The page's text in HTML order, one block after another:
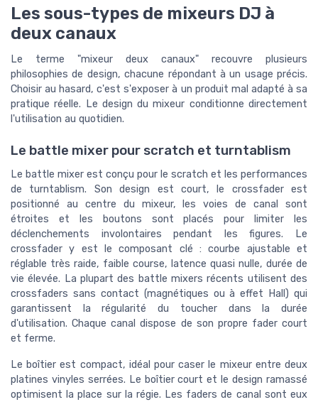
Les sous-types de mixeurs DJ à
deux canaux
Le terme "mixeur deux canaux" recouvre plusieurs
philosophies de design, chacune répondant à un usage précis.
Choisir au hasard, c'est s'exposer à un produit mal adapté à sa
pratique réelle. Le design du mixeur conditionne directement
l'utilisation au quotidien.
Le battle mixer pour scratch et turntablism
Le battle mixer est conçu pour le scratch et les performances
de turntablism. Son design est court, le crossfader est
positionné au centre du mixeur, les voies de canal sont
étroites et les boutons sont placés pour limiter les
déclenchements involontaires pendant les figures. Le
crossfader y est le composant clé : courbe ajustable et
réglable très raide, faible course, latence quasi nulle, durée de
vie élevée. La plupart des battle mixers récents utilisent des
crossfaders sans contact (magnétiques ou à effet Hall) qui
garantissent la régularité du toucher dans la durée
d'utilisation. Chaque canal dispose de son propre fader court
et ferme.
Le boîtier est compact, idéal pour caser le mixeur entre deux
platines vinyles serrées. Le boîtier court et le design ramassé
optimisent la place sur la régie. Les faders de canal sont eux